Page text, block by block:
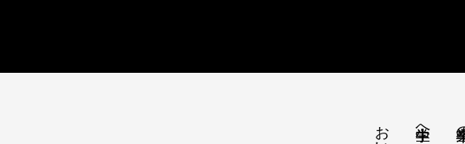
卒業
中学生へ